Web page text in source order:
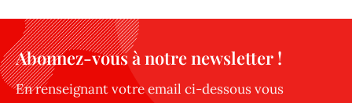
Abonnez-vous à notre newsletter !
En renseignant votre email ci-dessous vous